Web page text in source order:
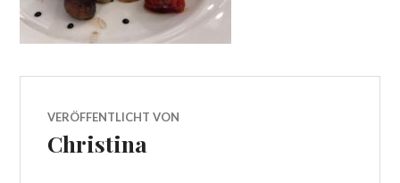
VERÖFFENTLICHT VON
Christina